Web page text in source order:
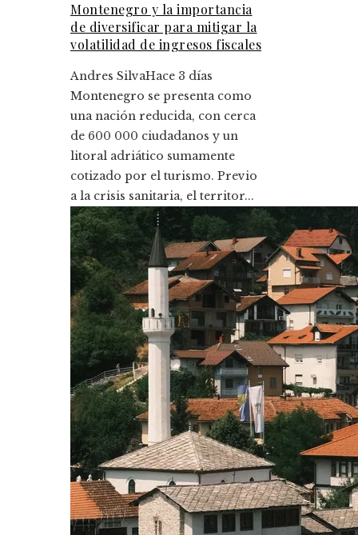
Montenegro y la importancia
de diversificar para mitigar la
volatilidad de ingresos fiscales
Andres SilvaHace 3 días
Montenegro se presenta como
una nación reducida, con cerca
de 600 000 ciudadanos y un
litoral adriático sumamente
cotizado por el turismo. Previo
a la crisis sanitaria, el territor...